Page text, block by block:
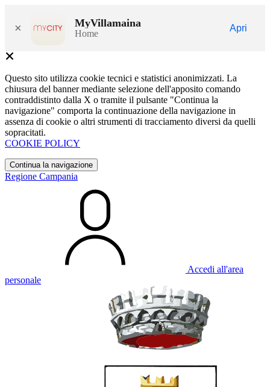
× MyVillamaina
Home
Apri
Questo sito utilizza cookie tecnici e statistici anonimizzati. La
chiusura del banner mediante selezione dell'apposito comando
contraddistinto dalla X o tramite il pulsante "Continua la
navigazione" comporta la continuazione della navigazione in
assenza di cookie o altri strumenti di tracciamento diversi da quelli
sopracitati.
COOKIE POLICY
Continua la navigazione
Regione Campania
Accedi all'area
personale